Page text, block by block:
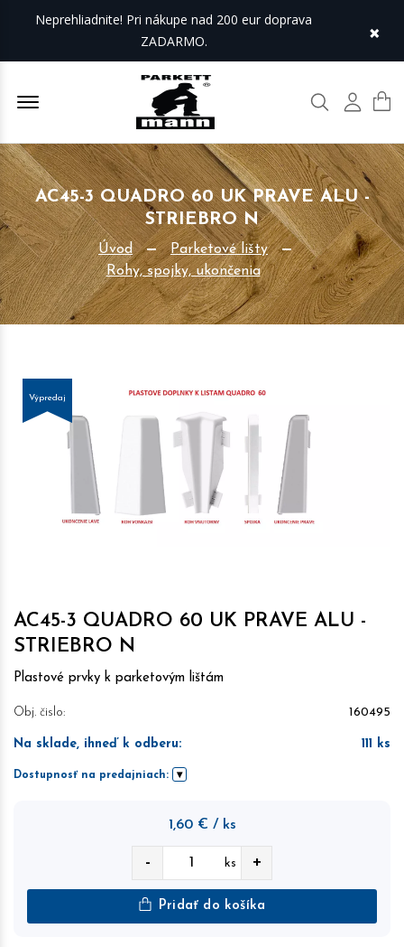
Neprehliadnite! Pri nákupe nad 200 eur doprava
ZADARMO.
×
Offcanvas Menu Open Hľadať Môj
AC45-3 QUADRO 60 UK PRAVE ALU -
STRIEBRO N
Úvod
Parketové lišty
Rohy, spojky, ukončenia
Výpredaj
AC45-3 QUADRO 60 UK PRAVE ALU -
STRIEBRO N
Plastové prvky k parketovým lištám
Obj. čislo: 160495
Na sklade, ihneď k odberu: 111 ks
Dostupnosť na predajniach:
1,60 € / ks
- ks +
Pridať do košíka